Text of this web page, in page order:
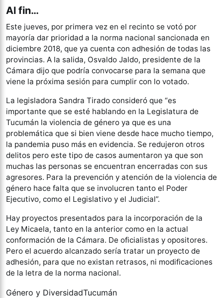
Al fin…
Este jueves, por primera vez en el recinto se votó por
mayoría dar prioridad a la norma nacional sancionada en
diciembre 2018, que ya cuenta con adhesión de todas las
provincias. A la salida, Osvaldo Jaldo, presidente de la
Cámara dijo que podría convocarse para la semana que
viene la próxima sesión para cumplir con lo votado.
La legisladora Sandra Tirado consideró que “es
importante que se esté hablando en la Legislatura de
Tucumán la violencia de género ya que es una
problemática que si bien viene desde hace mucho tiempo,
la pandemia puso más en evidencia. Se redujeron otros
delitos pero este tipo de casos aumentaron ya que son
muchas las personas se encuentran encerradas con sus
agresores. Para la prevención y atención de la violencia de
género hace falta que se involucren tanto el Poder
Ejecutivo, como el Legislativo y el Judicial”.
Hay proyectos presentados para la incorporación de la
Ley Micaela, tanto en la anterior como en la actual
conformación de la Cámara. De oficialistas y opositores.
Pero el acuerdo alcanzado sería tratar un proyecto de
adhesión, para que no existan retrasos, ni modificaciones
de la letra de la norma nacional.
Género y DiversidadTucumán